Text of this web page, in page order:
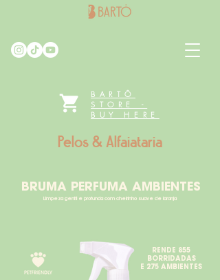
BARTÔ
STORE -
BUY HERE
Pelos & Alfaiataria
BRUMA PERFUMA AMBIENTES
Limpeza gentil e profunda com cheirinho suave de laranja
RENDE 855
BORRIDADAS
E 275 AMBIENTES